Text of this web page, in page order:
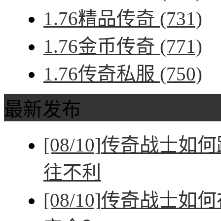
1.76精品传奇 (731)
1.76金币传奇 (771)
1.76传奇私服 (750)
最新发布
[08/10]传奇战士如
往不利
[08/10]传奇战士如